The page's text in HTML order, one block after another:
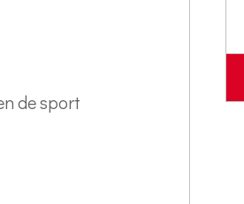
de sport